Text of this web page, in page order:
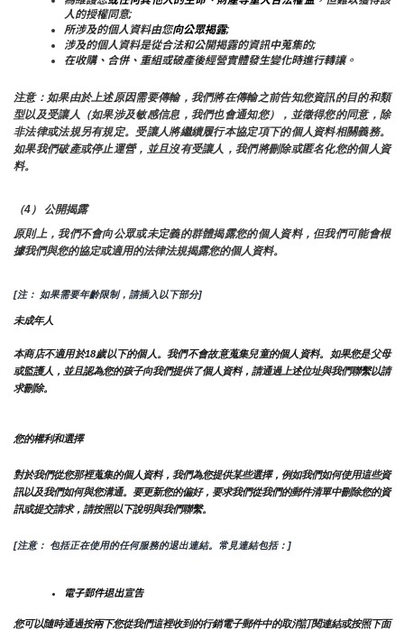
人的授權同意;
所涉及的個人資料由您向公眾揭露;
涉及的個人資料是從合法和公開揭露的資訊中蒐集的;
在收購、合併、重組或破產後經營實體發生變化時進行轉讓。
注意：如果由於上述原因需要傳輸，我們將在傳輸之前告知您資訊的目的和類
型以及受讓人（如果涉及敏感信息，我們也會通知您），並徵得您的同意，除
非法律或法規另有規定。受讓人將繼續履行本協定項下的個人資料相關義務。
如果我們破產或停止運營，並且沒有受讓人，我們將刪除或匿名化您的個人資
料。
（4） 公開揭露
原則上，我們不會向公眾或未定義的群體揭露您的個人資料，但我們可能會根
據我們與您的協定或適用的法律法規揭露您的個人資料。
[注： 如果需要年齡限制，請插入以下部分]
未成年人
本商店不適用於18歲以下的個人。我們不會故意蒐集兒童的個人資料。如果您是父母
或監護人，並且認為您的孩子向我們提供了個人資料，請通過上述位址與我們聯繫以請
求刪除。
您的權利和選擇
對於我們從您那裡蒐集的個人資料，我們為您提供某些選擇，例如我們如何使用這些資
訊以及我們如何與您溝通。要更新您的偏好，要求我們從我們的郵件清單中刪除您的資
訊或提交請求，請按照以下說明與我們聯繫。
[注意： 包括正在使用的任何服務的退出連結。常見連結包括：]
電子郵件退出宣告
您可以隨時通過按兩下您從我們這裡收到的行銷電子郵件中的取消訂閱連結或按照下面